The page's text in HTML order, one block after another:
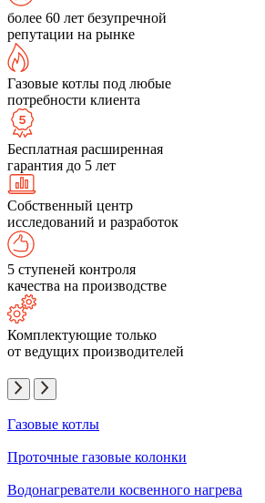
более 60 лет безупречной
репутации на рынке
Газовые котлы под любые
потребности клиента
Бесплатная расширенная
гарантия до 5 лет
Собственный центр
исследований и разработок
5 ступеней контроля
качества на производстве
Комплектующие только
от ведущих производителей
Газовые котлы
Проточные газовые колонки
Водонагреватели косвенного нагрева